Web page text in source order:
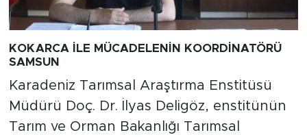
KOKARCA İLE MÜCADELENİN KOORDİNATÖRÜ
SAMSUN
Karadeniz Tarımsal Araştırma Enstitüsü
Müdürü Doç. Dr. İlyas Deligöz, enstitünün
Tarım ve Orman Bakanlığı Tarımsal